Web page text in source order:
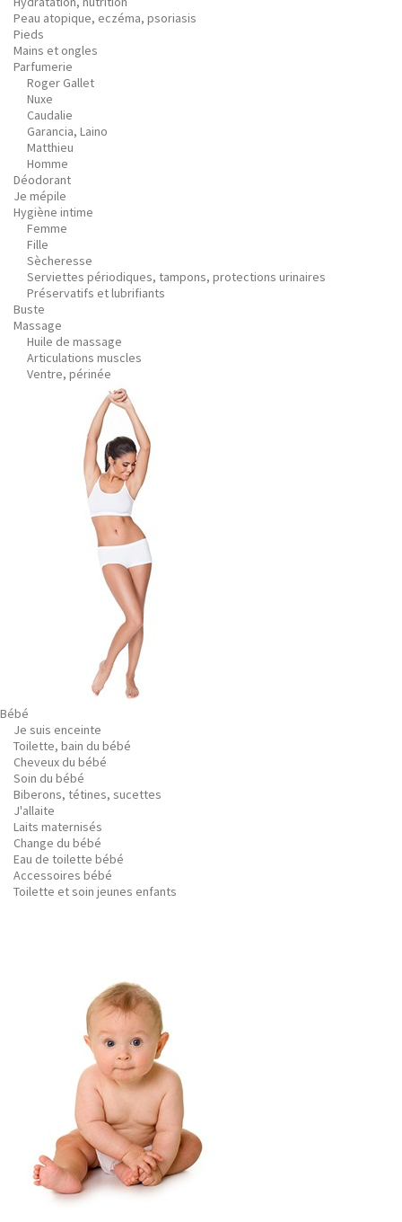
Peau atopique, eczéma, psoriasis
Pieds
Mains et ongles
Parfumerie
Roger Gallet
Nuxe
Caudalie
Garancia, Laino
Matthieu
Homme
Déodorant
Je mépile
Hygiène intime
Femme
Fille
Sècheresse
Serviettes périodiques, tampons, protections urinaires
Préservatifs et lubrifiants
Buste
Massage
Huile de massage
Articulations muscles
Ventre, périnée
Bébé
Je suis enceinte
Toilette, bain du bébé
Cheveux du bébé
Soin du bébé
Biberons, tétines, sucettes
J'allaite
Laits maternisés
Change du bébé
Eau de toilette bébé
Accessoires bébé
Toilette et soin jeunes enfants